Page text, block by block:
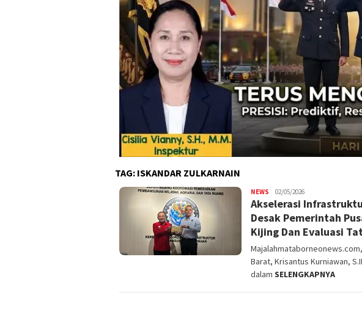
TAG: ISKANDAR ZULKARNAIN
NEWS alvinrpk75
rifangga
02/05/2026
Akselerasi
Desak Pemerintah
Kijing Dan Evaluasi
Barat, Krisantus Kurniawan,
dalam SELENGKAPNYA